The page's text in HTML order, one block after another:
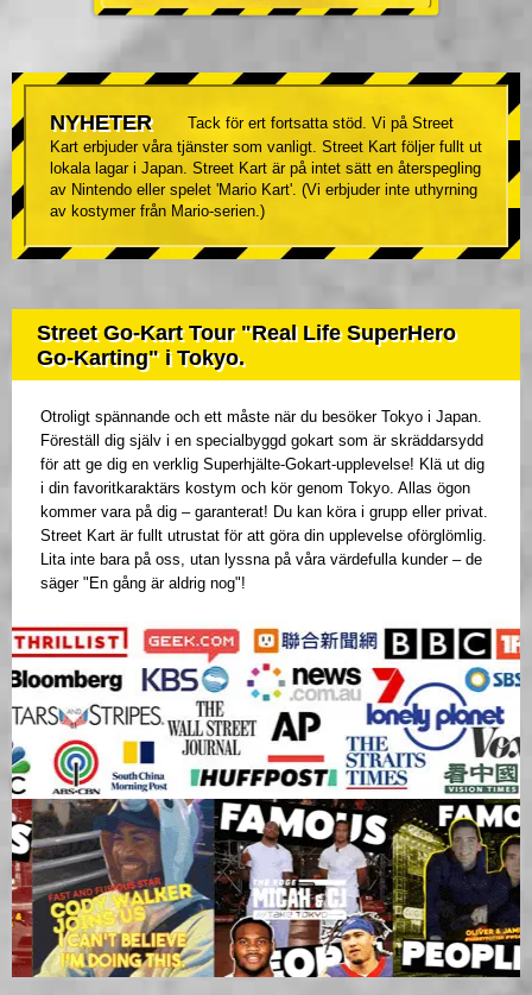
NYHETER
Tack för ert fortsatta stöd. Vi på Street
Kart erbjuder våra tjänster som vanligt. Street Kart följer fullt ut
lokala lagar i Japan. Street Kart är på intet sätt en återspegling
av Nintendo eller spelet 'Mario Kart'. (Vi erbjuder inte uthyrning
av kostymer från Mario-serien.)
Street Go-Kart Tour "Real Life SuperHero
Go-Karting" i Tokyo.
Otroligt spännande och ett måste när du besöker Tokyo i Japan.
Föreställ dig själv i en specialbyggd gokart som är skräddarsydd
för att ge dig en verklig Superhjälte-Gokart-upplevelse! Klä ut dig
i din favoritkaraktärs kostym och kör genom Tokyo. Allas ögon
kommer vara på dig – garanterat! Du kan köra i grupp eller privat.
Street Kart är fullt utrustat för att göra din upplevelse oförglömlig.
Lita inte bara på oss, utan lyssna på våra värdefulla kunder – de
säger "En gång är aldrig nog"!